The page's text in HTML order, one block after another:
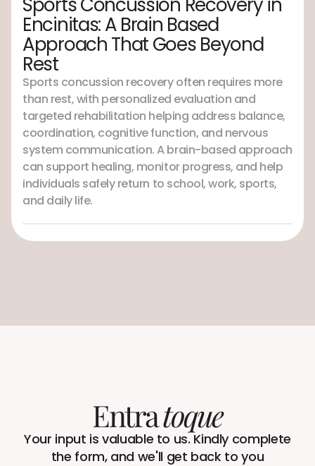
Encinitas: A Brain Based
Approach That Goes Beyond
Rest
Sports concussion recovery often requires more
than rest, with personalized evaluation and
targeted rehabilitation helping address balance,
coordination, cognitive function, and nervous
system communication. A brain-based approach
can support healing, monitor progress, and help
individuals safely return to school, work, sports,
and daily life.
Entratoque
Your input is valuable to us. Kindly complete
the form, and we'll get back to you